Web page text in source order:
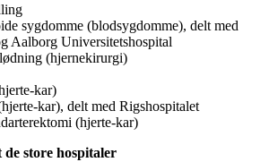
sygdomme (blodsygdomme), delt med
Aalborg Universitetshospital
(hjernekirurgi)
kar)
kar), delt med Rigshospitalet
(hjerte-kar)
store hospitaler